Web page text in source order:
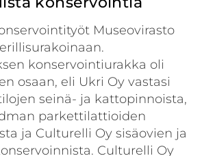
Museovirasto
konservointiurakka oli
osaan, eli Ukri Oy vastasi
seinä- ja kattopinnoista,
parkettilattioiden
ja Culturelli Oy sisäovien ja
Culturelli Oy